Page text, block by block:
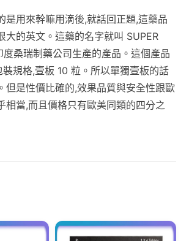
是用來幹嘛用滴後,就話回正題,這藥品
大的英文。這藥的名字就叫 SUPER
度桑瑞制藥公司生產的產品。這個產品
規格,壹板 10 粒。所以單獨壹板的話
但是性價比確的,效果品質與安全性跟歐
相當,而且價格只有歐美同類的四分之